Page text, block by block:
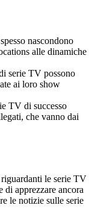
nascondono
alle dinamiche
serie TV possono
ai loro show
TV di successo
che vanno dai
le serie TV
di apprezzare ancora
le notizie sulle serie